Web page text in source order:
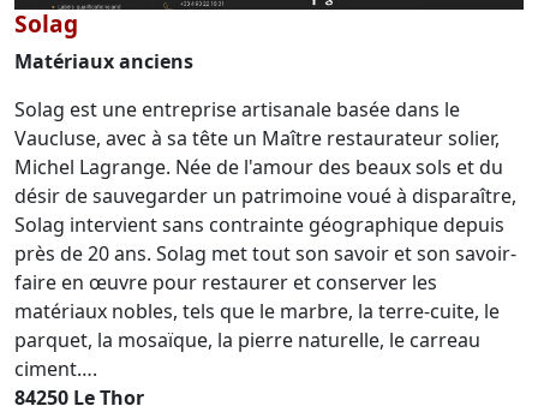
Solag
Matériaux anciens
Solag est une entreprise artisanale basée dans le
Vaucluse, avec à sa tête un Maître restaurateur solier,
Michel Lagrange. Née de l'amour des beaux sols et du
désir de sauvegarder un patrimoine voué à disparaître,
Solag intervient sans contrainte géographique depuis
près de 20 ans. Solag met tout son savoir et son savoir-
faire en œuvre pour restaurer et conserver les
matériaux nobles, tels que le marbre, la terre-cuite, le
parquet, la mosaïque, la pierre naturelle, le carreau
ciment….
84250 Le Thor